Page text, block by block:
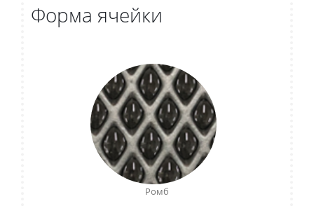
Форма ячейки
Ромб